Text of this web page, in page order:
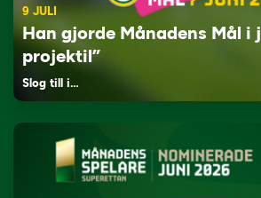
9 JULI
Han gjorde Månadens Mål i
projektil”
Slog till i…